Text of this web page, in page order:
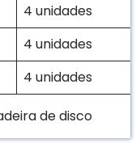
4 unidades
4 unidades
4 unidades
de disco